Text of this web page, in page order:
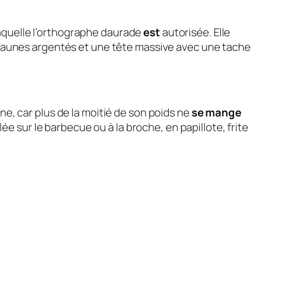
l’orthographe dauradeest autorisée. Elle
argentés et une tête massive avec une tache
car plus de la moitié de son poids nese mange
sur le barbecue ou à la broche, en papillote, frite